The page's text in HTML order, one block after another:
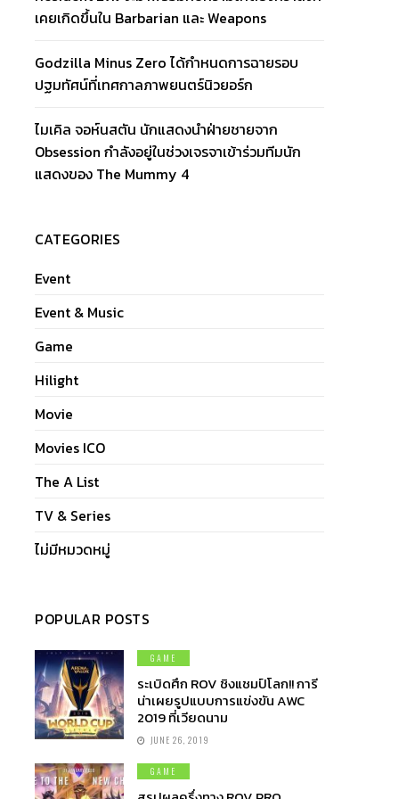
เคยเกิดขึ้นใน Barbarian และ Weapons
Godzilla Minus Zero ได้กำหนดการฉายรอบ
ปฐมทัศน์ที่เทศกาลภาพยนตร์นิวยอร์ก
ไมเคิล จอห์นสตัน นักแสดงนำฝ่ายชายจาก
Obsession กำลังอยู่ในช่วงเจรจาเข้าร่วมทีมนัก
แสดงของ The Mummy 4
CATEGORIES
Event
Event & Music
Game
Hilight
Movie
Movies ICO
The A List
TV & Series
ไม่มีหมวดหมู่
POPULAR POSTS
GAME
ระเบิดศึก ROV ชิงแชมป์โลก!! การี
น่าเผยรูปแบบการแข่งขัน AWC
2019 ที่เวียดนาม
JUNE 26, 2019
GAME